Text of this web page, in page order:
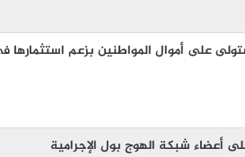
على أموال المواطنين بزعم استثمارها
أعضاء شبكة الهوج بول الإجرامية